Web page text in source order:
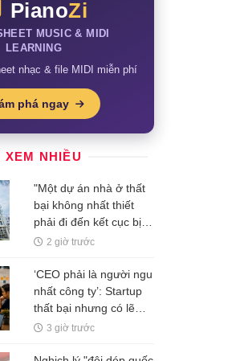
PianoZi
MUSIC & MIDI
LEARNING
nhạc & file MIDI miễn phí
phá ngay
XEM NHIỀU
"Một dự án nhà ở thất
bại không nhất thiết
phải đi đến kết cục bị
bỏ hoang"
2 giờ trước
‘CEO phải là người ngu
nhất công ty’: Startup
thất bại nhưng có lẽ
Nguyễn Minh Thảo đã
3 giờ trước